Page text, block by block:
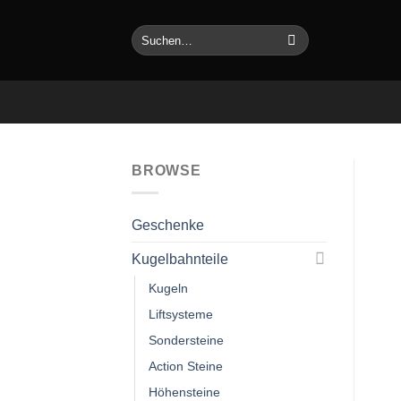
Suchen
nach:
BROWSE
Geschenke
Kugelbahnteile
Kugeln
Liftsysteme
Sondersteine
Action Steine
Höhensteine